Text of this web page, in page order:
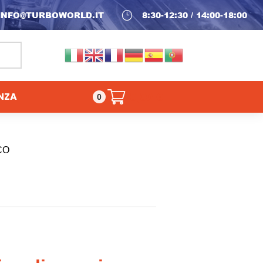
} 8:30-12:30 / 14:00-18:00
0